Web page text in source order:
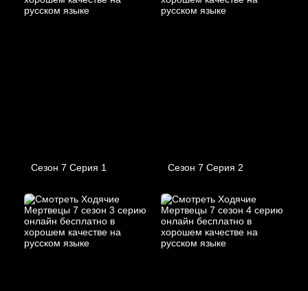
Сезон 7 Серия 1 Сезон 7 Серия 2